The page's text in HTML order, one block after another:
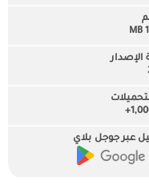
عبر جوجل بلاي